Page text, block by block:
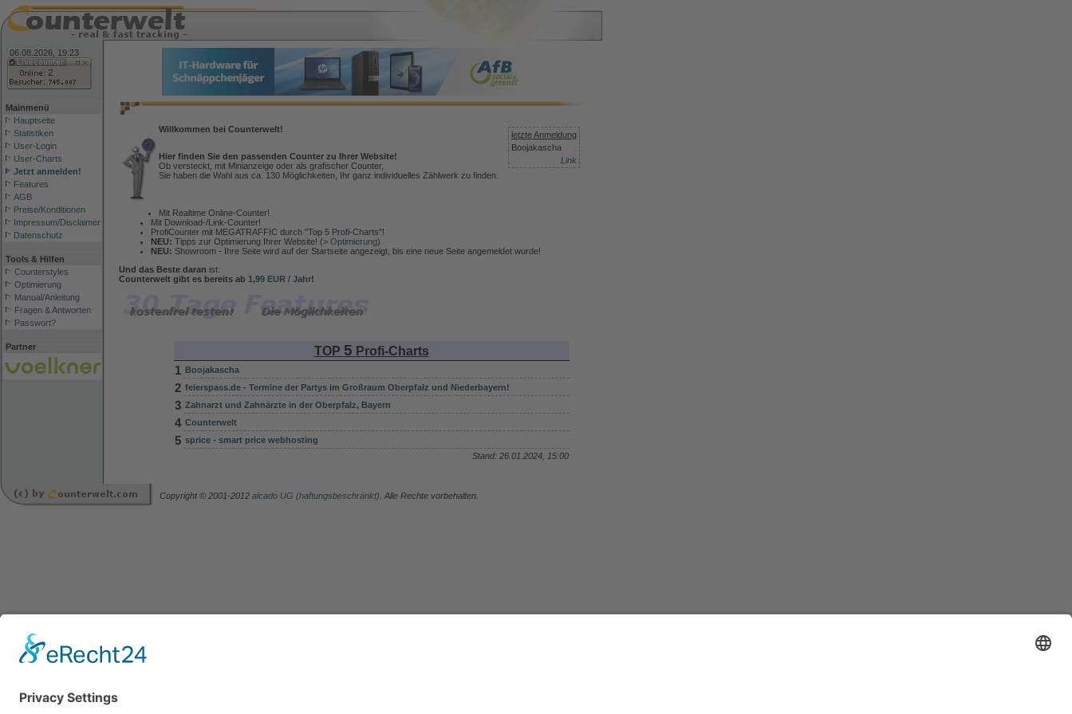
06.08.2026, 19:23
Mainmenü
Hauptseite
Statistiken
User-Login
User-Charts
Jetzt anmelden!
Features
AGB
Preise/Konditionen
Impressum/Disclaimer
Datenschutz
Tools & Hilfen
Counterstyles
Optimierung
Manual/Anleitung
Fragen & Antworten
Passwort?
Partner
letzte Anmeldung
Boojakascha
Link
Willkommen bei Counterwelt!
Hier finden Sie den passenden Counter zu Ihrer Website!
Ob versteckt, mit Minianzeige oder als grafischer Counter,
Sie haben die Wahl aus ca. 130 Möglichkeiten, Ihr ganz individuelles Zählwerk zu finden.
Mit Realtime Online-Counter!
Mit Download-/Link-Counter!
ProfiCounter mit MEGATRAFFIC durch "Top 5 Profi-Charts"!
NEU: Tipps zur Optimierung Ihrer Website! (> Optimierung)
NEU: Showroom - Ihre Seite wird auf der Startseite angezeigt, bis eine neue Seite angemeldet wurde!
Und das Beste daran ist:
Counterwelt gibt es bereits ab 1,99 EUR / Jahr!
TOP 5 Profi-Charts
1 Boojakascha
2 feierspass.de - Termine der Partys im Großraum Oberpfalz und Niederbayern!
3 Zahnarzt und Zahnärzte in der Oberpfalz, Bayern
4 Counterwelt
5 sprice - smart price webhosting
Stand: 26.01.2024, 15:00
Copyright © 2001-2012 alcado UG (haftungsbeschränkt) . Alle Rechte vorbehalten.